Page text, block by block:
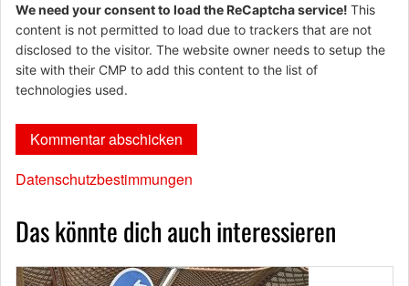
We need your consent to load the ReCaptcha service! This
content is not permitted to load due to trackers that are not
disclosed to the visitor. The website owner needs to setup the
site with their CMP to add this content to the list of
technologies used.
Datenschutzbestimmungen
Das könnte dich auch interessieren